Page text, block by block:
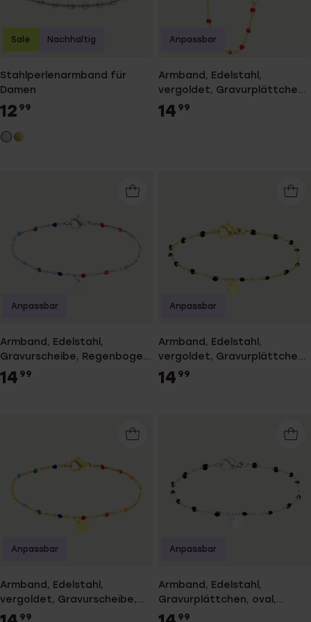
Stahlperlenarmband für
Damen
12 99
Sale Nachhaltig
Armband, Edelstahl,
vergoldet, Gravurplättchen,
Herz, Fuchsia, Emaille
14 99
Anpassbar
Armband, Edelstahl,
Gravurscheibe, Regenbogen,
Emaille
14 99
Anpassbar
Armband, Edelstahl,
vergoldet, Gravurplättchen,
oval, schwarz, Emaille
14 99
Anpassbar
Armband, Edelstahl,
vergoldet, Gravurscheibe,
Regenbogen, Emaille
99
Anpassbar
Armband, Edelstahl,
Gravurplättchen, oval,
schwarz, Emaille
99
Anpassbar